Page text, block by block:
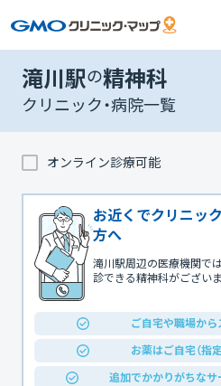
滝川駅の精神科
クリニック・病院一覧
オンライン診療可能
お近くでクリニッ
方へ
滝川駅周辺の医療機関で
診できる精神科がございま
ご自宅や職場から
お薬はご自宅（指
追加でかかりがちなサ